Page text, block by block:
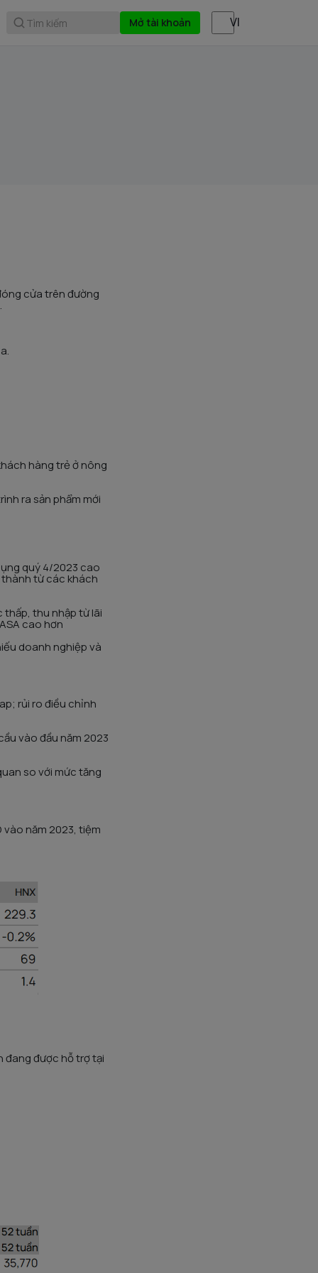
Tìm kiếm Mở tài khoản
cửa trên đường
hàng trẻ ở nông
ra sản phẩm mới
quý 4/2023 cao
thành từ các khách
thấp, thu nhập từ lãi
cao hơn
doanh nghiệp và
rủi ro điều chỉnh
vào đầu năm 2023
so với mức tăng
vào năm 2023, tiệm
đang được hỗ trợ tại